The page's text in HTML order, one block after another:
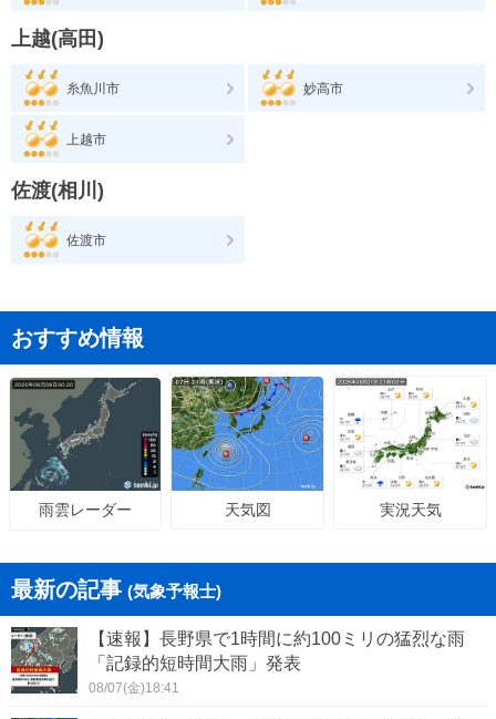
上越(高田)
糸魚川市 妙高市
上越市
佐渡(相川)
佐渡市
おすすめ情報
雨雲レーダー 天気図 実況天気
最新の記事 (気象予報士)
【速報】長野県で1時間に約100ミリの猛烈な雨
「記録的短時間大雨」発表
08/07(金)18:41